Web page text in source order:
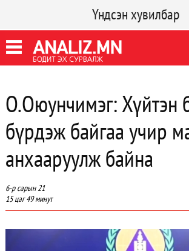
Үндсэн хувилбар
О.Оюунчимэг: Хүйтэн
бүрдэж байгаа учир
анхааруулж байна
6-р сарын 21
15 цаг 49 минут